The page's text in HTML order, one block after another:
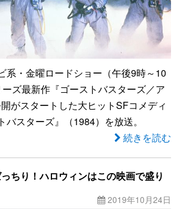
系・金曜ロードショー（午後9時～10
ズ最新作『ゴーストバスターズ／ア
がスタートした大ヒットSFコメディ
スターズ』（1984）を放送。
続きを読む
ちり！ハロウィンはこの映画で盛り
2019年10月24日